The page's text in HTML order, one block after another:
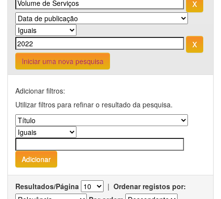
Iniciar uma nova pesquisa
Adicionar filtros:
Utilizar filtros para refinar o resultado da pesquisa.
Resultados/Página | Ordenar registos por: